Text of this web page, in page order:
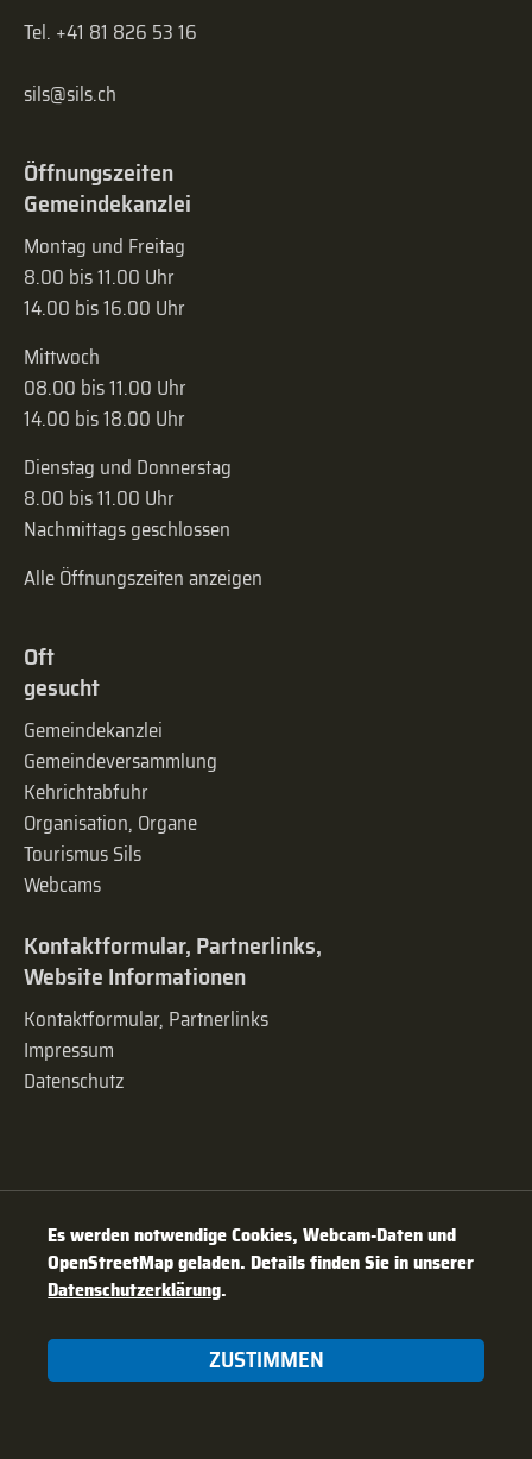
Tel. +41 81 826 53 16
sils@sils.ch
Öffnungszeiten
Gemeindekanzlei
Montag und Freitag
8.00 bis 11.00 Uhr
14.00 bis 16.00 Uhr
Mittwoch
08.00 bis 11.00 Uhr
14.00 bis 18.00 Uhr
Dienstag und Donnerstag
8.00 bis 11.00 Uhr
Nachmittags geschlossen
Alle Öffnungszeiten anzeigen
Oft
gesucht
Gemeindekanzlei
Gemeinde­versammlung
Kehrichtabfuhr
Organisation, Organe
Tourismus Sils
Webcams
Kontaktformular, Partnerlinks,
Website Informationen
Kontaktformular, Partnerlinks
Impressum
Datenschutz
Es werden notwendige Cookies, Webcam-Daten und
OpenStreetMap geladen. Details finden Sie in unserer
Datenschutzerklärung.
ZUSTIMMEN